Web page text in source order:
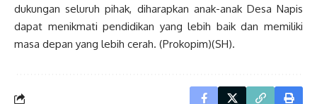
dukungan seluruh pihak, diharapkan anak-anak Desa Napis
dapat menikmati pendidikan yang lebih baik dan memiliki
masa depan yang lebih cerah. (Prokopim)(SH).